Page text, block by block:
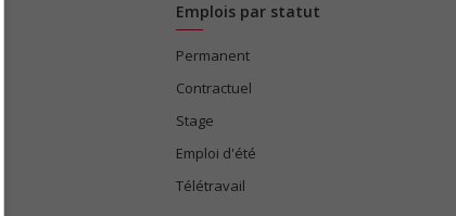
Emplois par statut
Permanent
Contractuel
Stage
Emploi d'été
Télétravail